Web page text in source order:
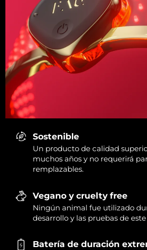
Sostenible
Un producto de calidad
muchos años y no requerirá
remplazables.
Vegano y cruelty free
Ningún animal fue utilizado
desarrollo y las pruebas de
Batería de duración